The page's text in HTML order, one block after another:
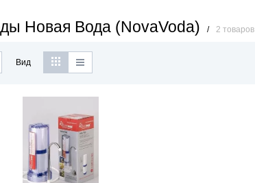
Новая Вода (NovaVoda) / 2 товаров
Вид